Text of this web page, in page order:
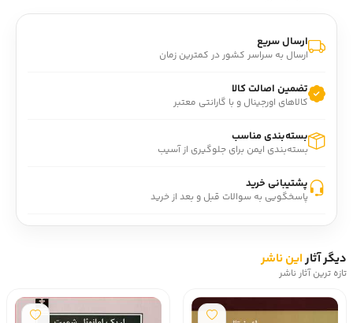
ارسال سریع
ارسال به سراسر کشور در کمترین زمان
تضمین اصالت کالا
کالاهای اورجینال و با گارانتی معتبر
بسته‌بندی مناسب
بسته‌بندی ایمن برای جلوگیری از آسیب
پشتیبانی خرید
پاسخگویی به سوالات قبل و بعد از خرید
دیگر آثاراین ناشر
تازه ترین آثار ناشر